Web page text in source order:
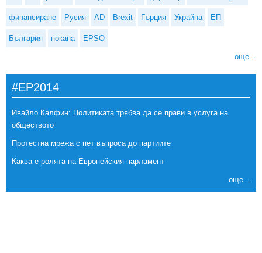
финансиране Русия AD Brexit Гърция Украйна ЕП
България покана EPSO
още...
#EP2014
Ивайло Калфин: Политиката трябва да се прави в услуга на
обществото
Протестна мрежа с пет въпроса до партиите
Каква е ролята на Европейския парламент
още...